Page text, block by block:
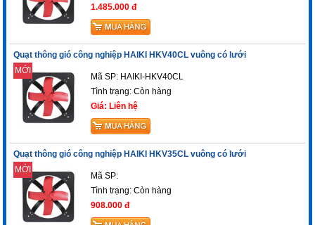
1.485.000 đ
Quạt thông gió công nghiệp HAIKI HKV40CL vuông có lưới
MỚI
Mã SP: HAIKI-HKV40CL
Tình trạng:Còn hàng
Giá: Liên hệ
Quạt thông gió công nghiệp HAIKI HKV35CL vuông có lưới
MỚI
Mã SP:
Tình trạng:Còn hàng
908.000 đ